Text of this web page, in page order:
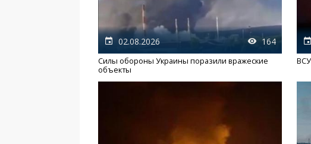
02.08.2026 164
Силы обороны Украины поразили вражеские
объекты